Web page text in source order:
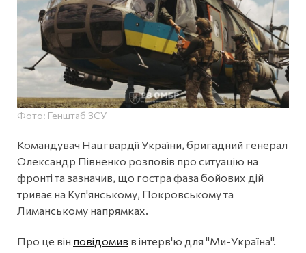
Фото: Генштаб ЗСУ
Командувач Нацгвардії України, бригадний генерал
Олександр Півненко розповів про ситуацію на
фронті та зазначив, що гостра фаза бойових дій
триває на Куп'янському, Покровському та
Лиманському напрямках.
Про це він повідомив в інтерв'ю для "Ми-Україна".